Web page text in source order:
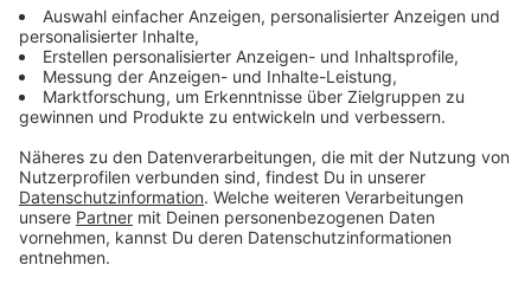
der Wert spürbar niedriger als in Krefeld. Die
Auswertung zeigt zugleich, dass in Krefeld und im
Kreis Viersen am häufigsten zwei Personen zusammen
in einer Wohnung leben. Das ist damit insgesamt die
häufigste Haushaltsgröße in beiden Regionen. Die
Unterschiede zwischen Stadt und Kreis bleiben
dennoch deutlich sichtbar.
Anzeige